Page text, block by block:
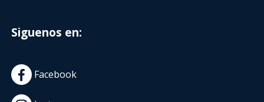
Siguenos en:
Facebook